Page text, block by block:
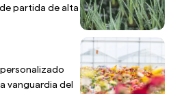
partida de alta
vanguardia del